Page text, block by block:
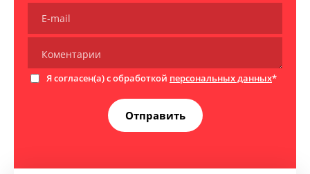
Я согласен(а) с обработкой персональных данных*
Отправить